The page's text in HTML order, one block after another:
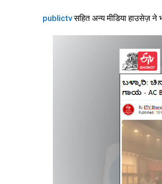
publictvसहित अन्य मीडिया हाउसेज़ ने